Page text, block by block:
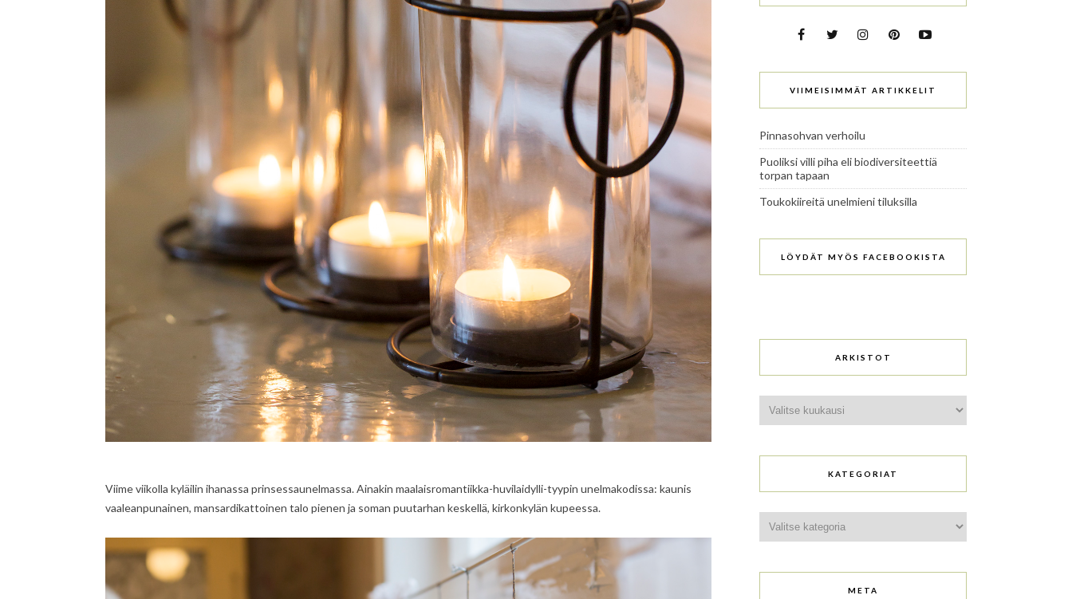
Viime viikolla kyläilin ihanassa prinsessaunelmassa. Ainakin maalaisromantiikka-huvilaidylli-tyypin unelmakodissa: kaunis
vaaleanpunainen, mansardikattoinen talo pienen ja soman puutarhan keskellä, kirkonkylän kupeessa.
VIIMEISIMMÄT ARTIKKELIT
Pinnasohvan verhoilu
Puoliksi villi piha eli biodiversiteettiä
torpan tapaan
Toukokiireitä unelmieni tiluksilla
LÖYDÄT MYÖS FACEBOOKISTA
ARKISTOT
KATEGORIAT
META